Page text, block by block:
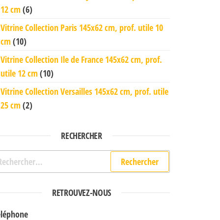
12 cm (6)
Vitrine Collection Paris 145x62 cm, prof. utile 10
cm (10)
Vitrine Collection Ile de France 145x62 cm, prof.
utile 12 cm (10)
Vitrine Collection Versailles 145x62 cm, prof. utile
25 cm (2)
RECHERCHER
:
RETROUVEZ-NOUS